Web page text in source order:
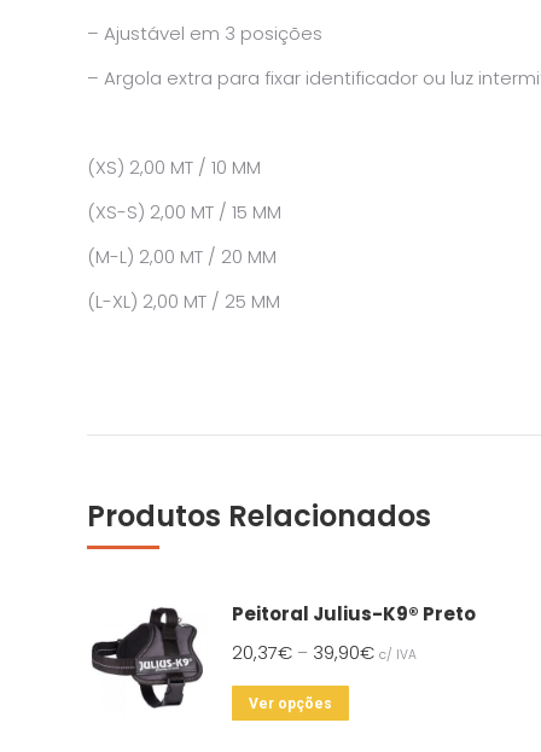
– Ajustável em 3 posições
– Argola extra para fixar identificador ou luz
(XS) 2,00 MT / 10 MM
(XS-S) 2,00 MT / 15 MM
(M-L) 2,00 MT / 20 MM
(L-XL) 2,00 MT / 25 MM
Produtos Relacionados
Peitoral Julius-K9® Preto
20,37€ – 39,90€ c/ IVA
Ver opções